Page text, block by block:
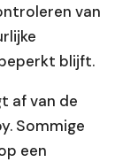
van
blijft.
af van de
Sommige
een